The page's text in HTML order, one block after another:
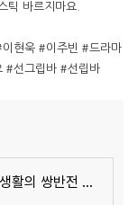
틱 바르지마요.
현욱 #이주빈 #드라마
#선그립바 #선립바
선배그립스틱 1회: 짝녀사생활의 쌍반전 본 로운(채현승)! 송아x이재신 사내연애-웨딩샵사건 +촬